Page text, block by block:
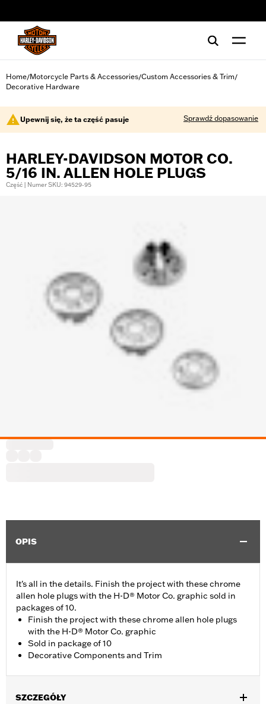
Home/Motorcycle Parts & Accessories/Custom Accessories & Trim/
Decorative Hardware
Upewnij się, że ta część pasuje Sprawdź dopasowanie
HARLEY-DAVIDSON MOTOR CO.
5/16 IN. ALLEN HOLE PLUGS
Część | Numer SKU: 94529-95
OPIS
It's all in the details. Finish the project with these chrome
allen hole plugs with the H-D® Motor Co. graphic sold in
packages of 10.
Finish the project with these chrome allen hole plugs
with the H-D® Motor Co. graphic
Sold in package of 10
Decorative Components and Trim
SZCZEGÓŁY